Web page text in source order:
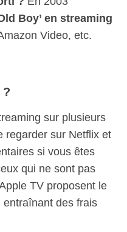
Boy’ en streaming
Video, etc.
?
sur plusieurs
regarder sur Netflix et
si vous êtes
qui ne sont pas
TV proposent le
entraînant des frais